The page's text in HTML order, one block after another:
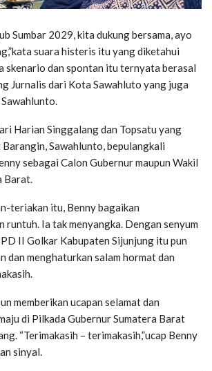
Sumbar 2029, kita dukung bersama, ayo
suara histeris itu yang diketahui
skenario dan spontan itu ternyata berasal
Jurnalis dari Kota Sawahluto yang juga
Harian Singgalang dan Topsatu yang
Barangin, Sawahlunto, bepulangkali
sebagai Calon Gubernur maupun Wakil
Barat.
teriakan itu, Benny bagaikan
runtuh. Ia tak menyangka. Dengan senyum
II Golkar Kabupaten Sijunjung itu pun
dan menghaturkan salam hormat dan
memberikan ucapan selamat dan
di Pilkada Gubernur Sumatera Barat
“Terimakasih – terimakasih,”ucap Benny
sinyal.